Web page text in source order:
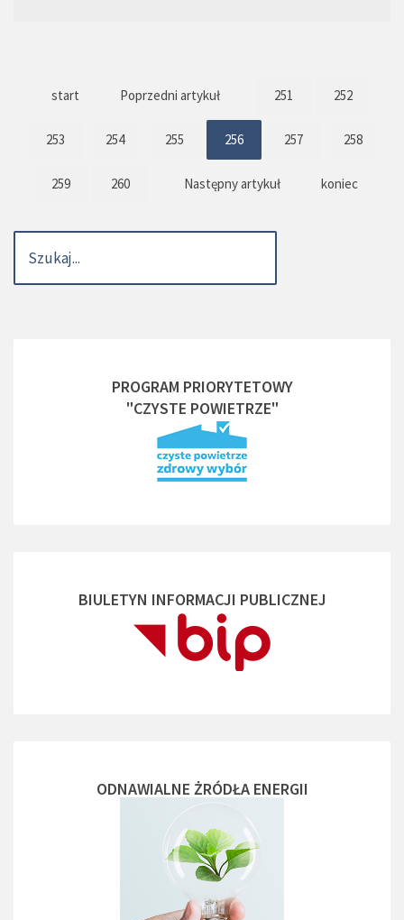
start Poprzedni artykuł 251 252
253 254 255 256 257 258
259 260 Następny artykuł koniec
PROGRAM PRIORYTETOWY
"CZYSTE POWIETRZE"
BIULETYN INFORMACJI PUBLICZNEJ
ODNAWIALNE ŻRÓDŁA ENERGII